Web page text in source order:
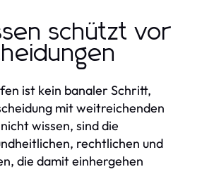
schützt vor
ist kein banaler Schritt,
mit weitreichenden
wissen, sind die
rechtlichen und
die damit einhergehen